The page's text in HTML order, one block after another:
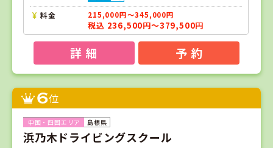
料金 215,000円～345,000円
税込 236,500円～379,500円
詳 細 予 約
6位
島根県
浜乃木ドライビングスクール